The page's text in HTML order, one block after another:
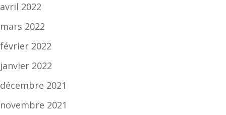
avril 2022
mars 2022
février 2022
janvier 2022
décembre 2021
novembre 2021